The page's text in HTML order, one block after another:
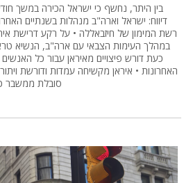
בין היתר, נחשף כי ישראל הכירה במשך
דיווח: ישראל וארה"ב מנהלות בשנתיים
רשת המימון של חיזבאללה • על רקע דרישת
במהלך העימות הצבאי עם ארה"ב, הנשיא
האחרונות • איראן מקשיחה עמדות ודורשת
סובלת ממשבר